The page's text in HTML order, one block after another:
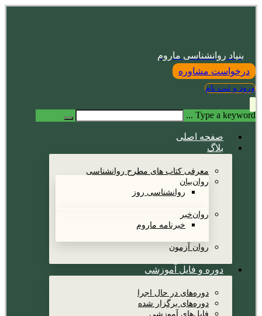
بنیاد روانشناسی ماروم
درخواست مشاوره
ورود و ثبت نام
Type a keyword ...
صفحه اصلی
بلاگ
معرفی کتاب های مطرح روانشناسی
روان‌بیان
روانشناسی روز
روان‌خبر
خبرنامه ماروم
روان آزمون
دوره و فایل آموزشی
دوره‌های در حال اجرا
دوره‌های برگزار شده
فایل‌های آموزشی